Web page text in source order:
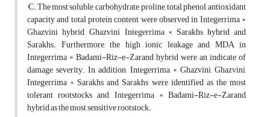
°C. The most soluble carbohydrate, proline, total phenol, antioxidant
capacity and total protein content were observed in Integerrima ×
Ghazvini hybrid, Ghazvini, Integerrima × Sarakhs hybrid and
Sarakhs. Furthermore, the high ionic leakage and MDA in
Integerrima × Badami-Riz-e-Zarand hybrid were an indicate of
damage severity. In addition, Integerrima × Ghazvini, Ghazvini,
Integerrima × Sarakhs and Sarakhs were identified as the most
tolerant rootstocks and Integerrima × Badami-Riz-e-Zarand
hybrid as the most sensitive rootstock.